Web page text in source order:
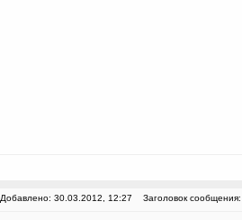
Добавлено: 30.03.2012, 12:27 Заголовок сообщения: